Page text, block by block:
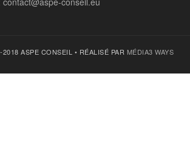
ASPE CONSEIL • RÉALISÉ PAR MÉDIA3 WAYS